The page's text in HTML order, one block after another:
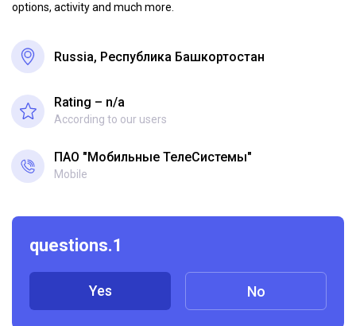
options, activity and much more.
Russia, Республика Башкортостан
Rating – n/a
According to our users
ПАО "Мобильные ТелеСистемы"
Mobile
questions.1
Yes No